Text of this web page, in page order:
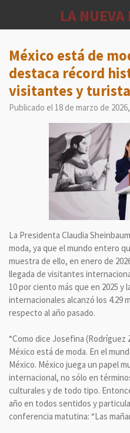
principal
LA
México está de
destaca récord
visitantes y
Publicado el 18 de marzo de
La Presidenta Claudia
moda, ya que el mundo entero
muestra de ello, en enero de
llegada de visitantes
10 por ciento más que en 2025 y
internacionales alcanzó los 4.29
respecto al año pasado.
“Como dice Josefina
México está de moda. En el
México. México juega un papel
internacional, no sólo en
culturales y de todo tipo.
año en todos sentidos y
conferencia matutina: “Las